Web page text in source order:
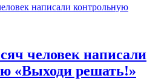
человек написали
«Выходи решать!»